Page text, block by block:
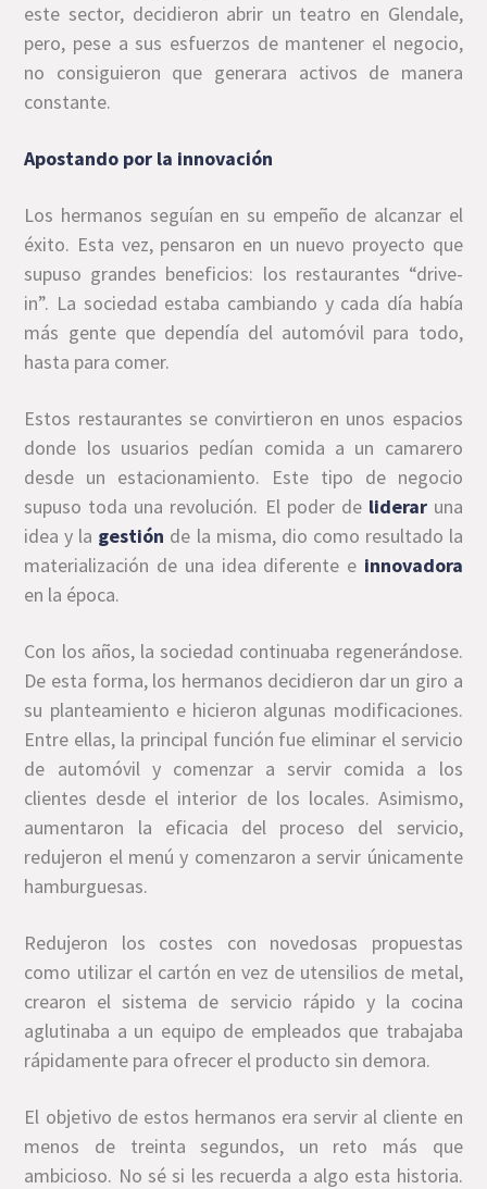
este sector, decidieron abrir un teatro en Glendale,
pero, pese a sus esfuerzos de mantener el negocio,
no consiguieron que generara activos de manera
constante.
Apostando por la innovación
Los hermanos seguían en su empeño de alcanzar el
éxito. Esta vez, pensaron en un nuevo proyecto que
supuso grandes beneficios: los restaurantes “drive-
in”. La sociedad estaba cambiando y cada día había
más gente que dependía del automóvil para todo,
hasta para comer.
Estos restaurantes se convirtieron en unos espacios
donde los usuarios pedían comida a un camarero
desde un estacionamiento. Este tipo de negocio
supuso toda una revolución. El poder de lideraruna
idea y la gestión de la misma, dio como resultado la
materialización de una idea diferente e innovadora
en la época.
Con los años, la sociedad continuaba regenerándose.
De esta forma, los hermanos decidieron dar un giro a
su planteamiento e hicieron algunas modificaciones.
Entre ellas, la principal función fue eliminar el servicio
de automóvil y comenzar a servir comida a los
clientes desde el interior de los locales. Asimismo,
aumentaron la eficacia del proceso del servicio,
redujeron el menú y comenzaron a servir únicamente
hamburguesas.
Redujeron los costes con novedosas propuestas
como utilizar el cartón en vez de utensilios de metal,
crearon el sistema de servicio rápido y la cocina
aglutinaba a un equipo de empleados que trabajaba
rápidamente para ofrecer el producto sin demora.
El objetivo de estos hermanos era servir al cliente en
menos de treinta segundos, un reto más que
ambicioso. No sé si les recuerda a algo esta historia.